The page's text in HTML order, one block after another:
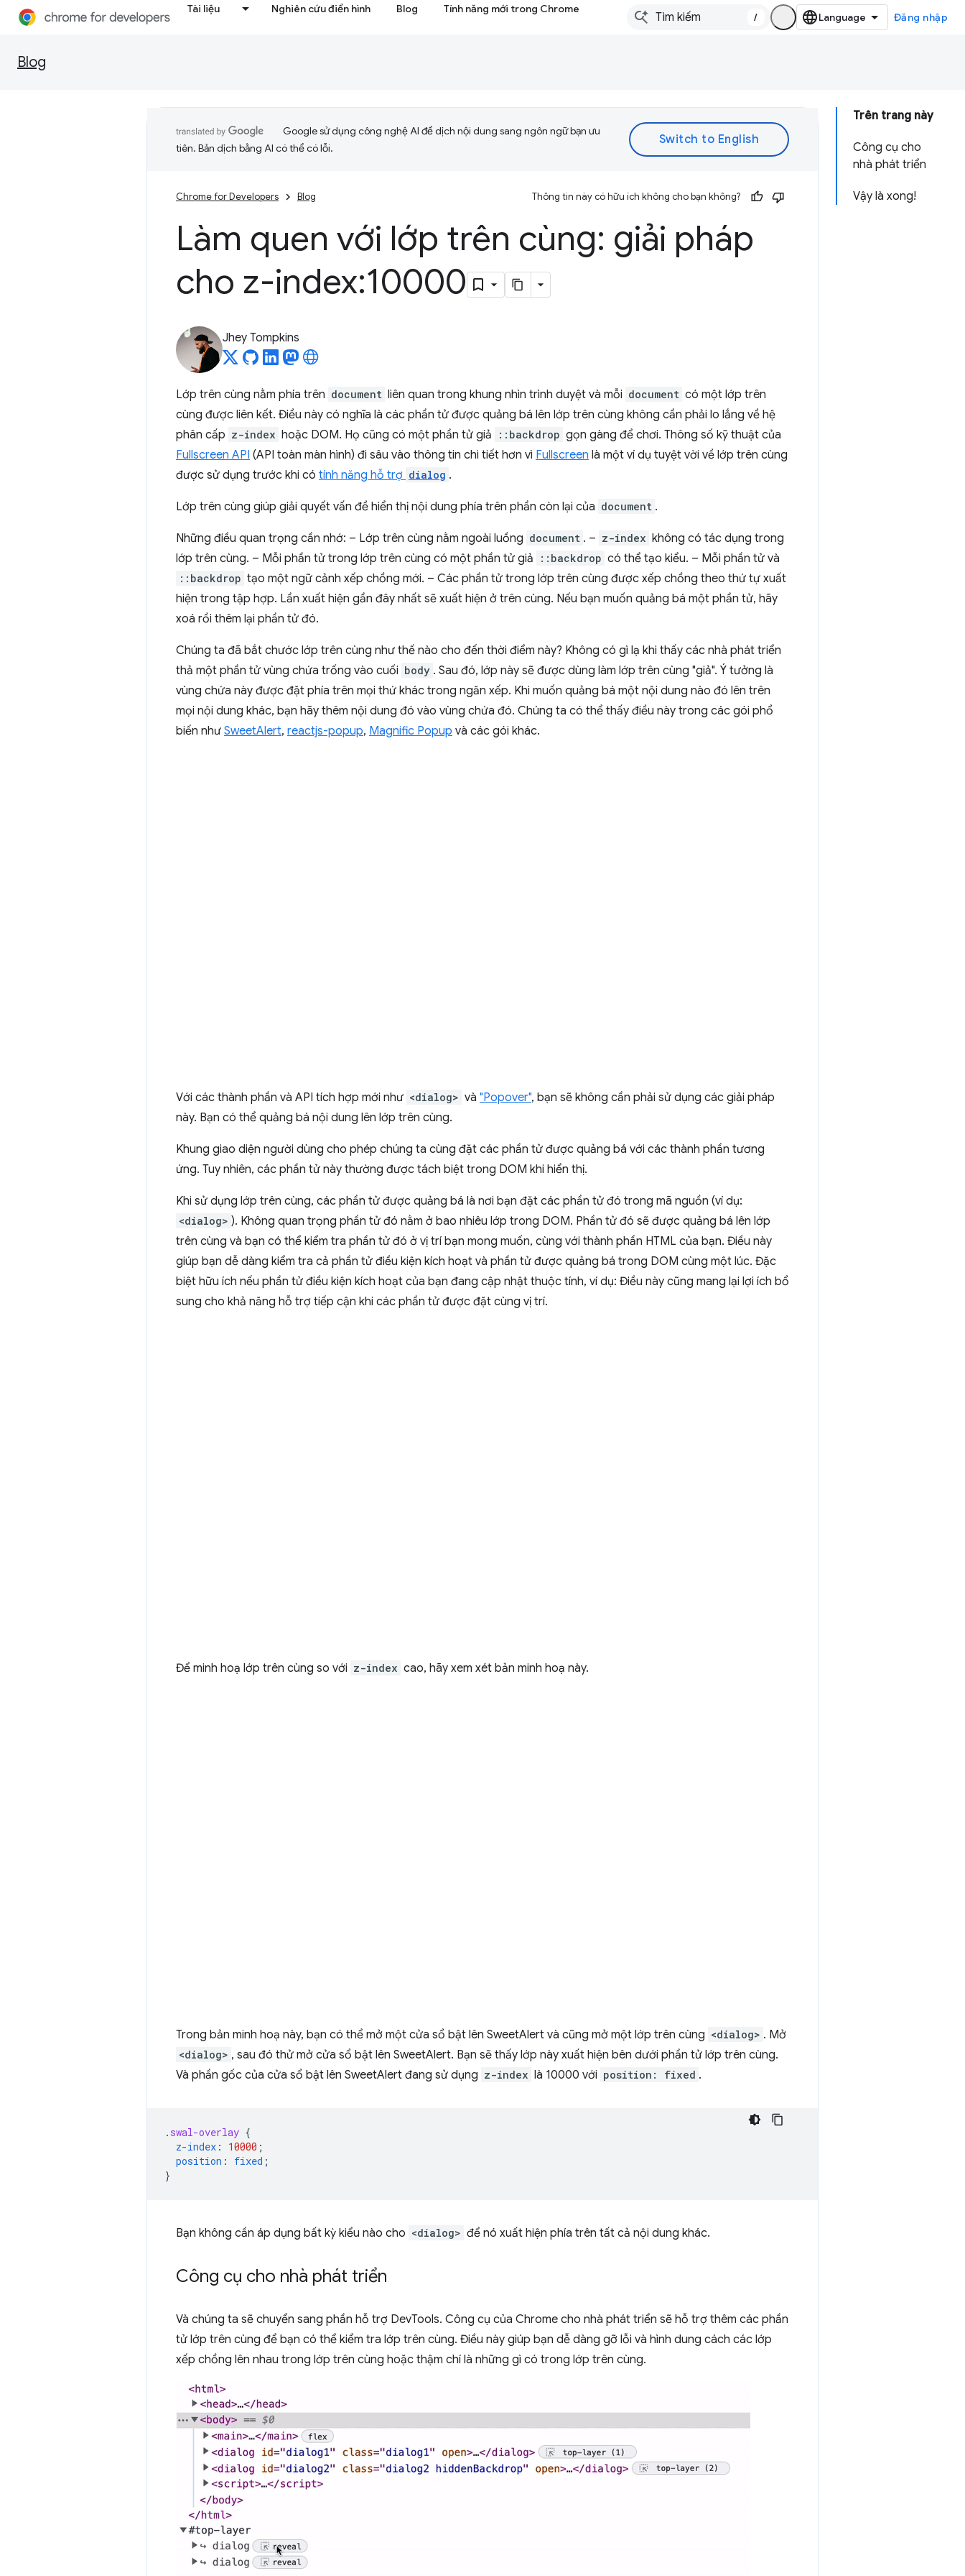
Tài liệu Nghiên cứu điển hình Blog Tính năng mới trong Chrome
/ Đăng nhập
Blog
Trên trang này
Công cụ cho
nhà phát triển
Vậy là xong!
Google sử dụng công nghệ AI để dịch nội dung sang ngôn ngữ bạn ưu
tiên. Bản dịch bằng AI có thể có lỗi.
Chrome for Developers Blog Thông tin này có hữu ích không cho bạn không?
Làm quen với lớp trên cùng: giải pháp
cho z-index:10000
Jhey Tompkins
Lớp trên cùng nằm phía trên document liên quan trong khung nhìn trình duyệt và mỗi document có một lớp trên
cùng được liên kết. Điều này có nghĩa là các phần tử được quảng bá lên lớp trên cùng không cần phải lo lắng về hệ
phân cấp z-index hoặc DOM. Họ cũng có một phần tử giả ::backdrop gọn gàng để chơi. Thông số kỹ thuật của
Fullscreen API (API toàn màn hình) đi sâu vào thông tin chi tiết hơn vì Fullscreen là một ví dụ tuyệt vời về lớp trên cùng
được sử dụng trước khi có tính năng hỗ trợ dialog .
Lớp trên cùng giúp giải quyết vấn đề hiển thị nội dung phía trên phần còn lại của document .
Những điều quan trọng cần nhớ: – Lớp trên cùng nằm ngoài luồng document . – z-index không có tác dụng trong
lớp trên cùng. – Mỗi phần tử trong lớp trên cùng có một phần tử giả
::backdrop có thể tạo kiểu. – Mỗi phần tử và
::backdrop tạo một ngữ cảnh xếp chồng mới. – Các phần tử trong lớp trên cùng được xếp chồng theo thứ tự xuất
hiện trong tập hợp. Lần xuất hiện gần đây nhất sẽ xuất hiện ở trên cùng. Nếu bạn muốn quảng bá một phần tử, hãy
xoá rồi thêm lại phần tử đó.
Chúng ta đã bắt chước lớp trên cùng như thế nào cho đến thời điểm này? Không có gì lạ khi thấy các nhà phát triển
thả một phần tử vùng chứa trống vào cuối body . Sau đó, lớp này sẽ được dùng làm lớp trên cùng "giả". Ý tưởng là
vùng chứa này được đặt phía trên mọi thứ khác trong ngăn xếp. Khi muốn quảng bá một nội dung nào đó lên trên
mọi nội dung khác, bạn hãy thêm nội dung đó vào vùng chứa đó. Chúng ta có thể thấy điều này trong các gói phổ
biến như SweetAlert, reactjs-popup, Magnific Popup và các gói khác.
Với các thành phần và API tích hợp mới như <dialog> và "Popover", bạn sẽ không cần phải sử dụng các giải pháp
này. Bạn có thể quảng bá nội dung lên lớp trên cùng.
Khung giao diện người dùng cho phép chúng ta cùng đặt các phần tử được quảng bá với các thành phần tương
ứng. Tuy nhiên, các phần tử này thường được tách biệt trong DOM khi hiển thị.
Khi sử dụng lớp trên cùng, các phần tử được quảng bá là nơi bạn đặt các phần tử đó trong mã nguồn (ví dụ:
<dialog> ). Không quan trọng phần tử đó nằm ở bao nhiêu lớp trong DOM. Phần tử đó sẽ được quảng bá lên lớp
trên cùng và bạn có thể kiểm tra phần tử đó ở vị trí bạn mong muốn, cùng với thành phần HTML của bạn. Điều này
giúp bạn dễ dàng kiểm tra cả phần tử điều kiện kích hoạt và phần tử được quảng bá trong DOM cùng một lúc. Đặc
biệt hữu ích nếu phần tử điều kiện kích hoạt của bạn đang cập nhật thuộc tính, ví dụ: Điều này cũng mang lại lợi ích bổ
sung cho khả năng hỗ trợ tiếp cận khi các phần tử được đặt cùng vị trí.
Để minh hoạ lớp trên cùng so với z-index cao, hãy xem xét bản minh hoạ này.
Trong bản minh hoạ này, bạn có thể mở một cửa sổ bật lên SweetAlert và cũng mở một lớp trên cùng <dialog> . Mở
<dialog> , sau đó thử mở cửa sổ bật lên SweetAlert. Bạn sẽ thấy lớp này xuất hiện bên dưới phần tử lớp trên cùng.
Và phần gốc của cửa sổ bật lên SweetAlert đang sử dụng z-index là 10000 với position: fixed .
. swal-overlay {
z-index : 10000 ;
position : fixed ;
}
Bạn không cần áp dụng bất kỳ kiểu nào cho <dialog> để nó xuất hiện phía trên tất cả nội dung khác.
Công cụ cho nhà phát triển
Và chúng ta sẽ chuyển sang phần hỗ trợ DevTools. Công cụ của Chrome cho nhà phát triển sẽ hỗ trợ thêm các phần
tử lớp trên cùng để bạn có thể kiểm tra lớp trên cùng. Điều này giúp bạn dễ dàng gỡ lỗi và hình dung cách các lớp
xếp chồng lên nhau trong lớp trên cùng hoặc thậm chí là những gì có trong lớp trên cùng.